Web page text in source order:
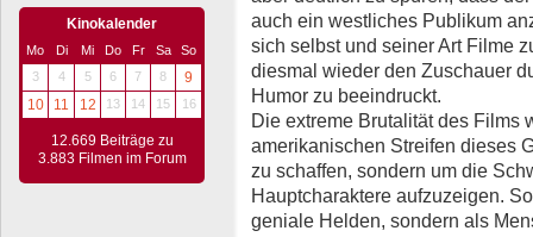
Kinokalender
Mo Di Mi Do Fr Sa
So
3
4 5 6 7 8
9
10
11 12 13 14 15 16
12.669 Beiträge zu
3.883 Filmen im Forum
auch ein westliches Publikum
sich selbst und seiner Art Filme
diesmal wieder den Zuschauer
Humor zu beeindruckt.
Die extreme Brutalität des Films
amerikanischen Streifen dieses
zu schaffen, sondern um die
Hauptcharaktere aufzuzeigen.
geniale Helden, sondern als